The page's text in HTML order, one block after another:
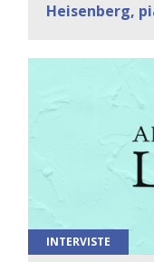
Heisenberg,
INTERVISTE